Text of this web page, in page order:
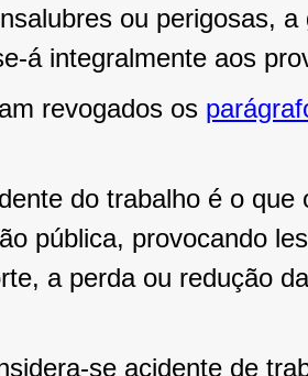
ou perigosas,
á integralmente aos
revogados os
do trabalho é o
pública, provocando
a perda ou redução
se acidente de